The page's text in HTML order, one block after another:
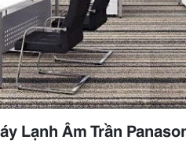
Lạnh Âm Trần